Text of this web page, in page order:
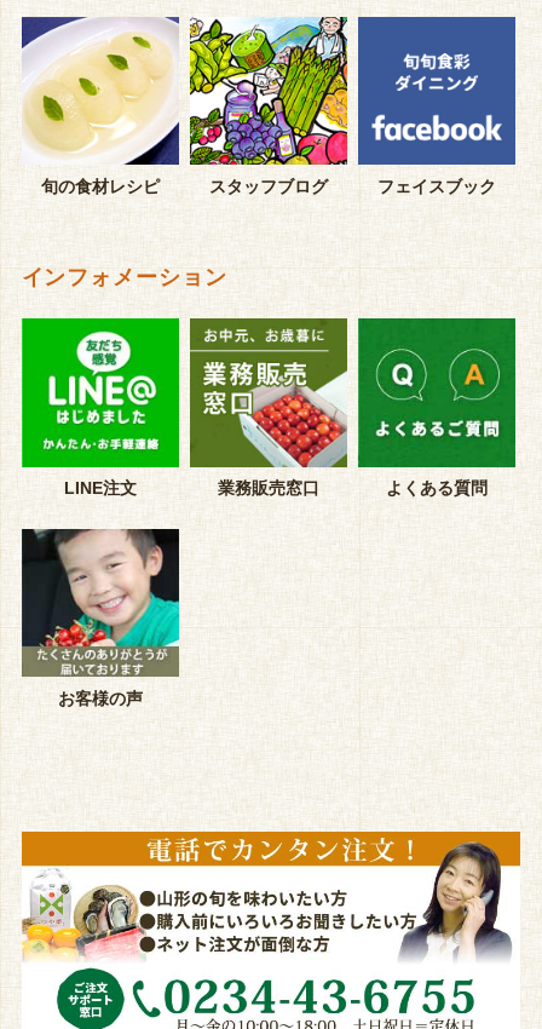
旬の食材レシピ スタッフブログ フェイスブック
インフォメーション
LINE注文 業務販売窓口 よくある質問
お客様の声